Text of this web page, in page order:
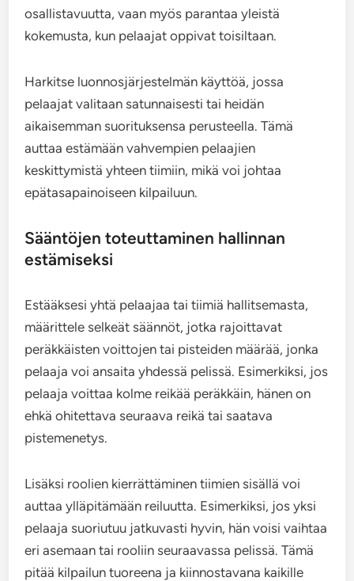
osallistavuutta, vaan myös parantaa yleistä
kokemusta, kun pelaajat oppivat toisiltaan.
Harkitse luonnosjärjestelmän käyttöä, jossa
pelaajat valitaan satunnaisesti tai heidän
aikaisemman suorituksensa perusteella. Tämä
auttaa estämään vahvempien pelaajien
keskittymistä yhteen tiimiin, mikä voi johtaa
epätasapainoiseen kilpailuun.
Sääntöjen toteuttaminen hallinnan
estämiseksi
Estääksesi yhtä pelaajaa tai tiimiä hallitsemasta,
määrittele selkeät säännöt, jotka rajoittavat
peräkkäisten voittojen tai pisteiden määrää, jonka
pelaaja voi ansaita yhdessä pelissä. Esimerkiksi, jos
pelaaja voittaa kolme reikää peräkkäin, hänen on
ehkä ohitettava seuraava reikä tai saatava
pistemenetys.
Lisäksi roolien kierrättäminen tiimien sisällä voi
auttaa ylläpitämään reiluutta. Esimerkiksi, jos yksi
pelaaja suoriutuu jatkuvasti hyvin, hän voisi vaihtaa
eri asemaan tai rooliin seuraavassa pelissä. Tämä
pitää kilpailun tuoreena ja kiinnostavana kaikille